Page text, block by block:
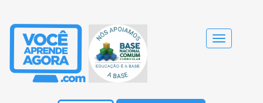
Alternar
navegação